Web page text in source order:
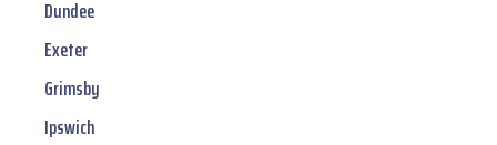
Dundee
Exeter
Grimsby
Ipswich